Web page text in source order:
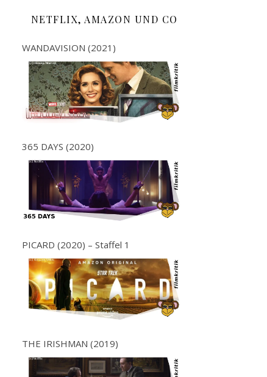
NETFLIX, AMAZON UND CO
WANDAVISION (2021)
365 DAYS (2020)
PICARD (2020) – Staffel 1
THE IRISHMAN (2019)